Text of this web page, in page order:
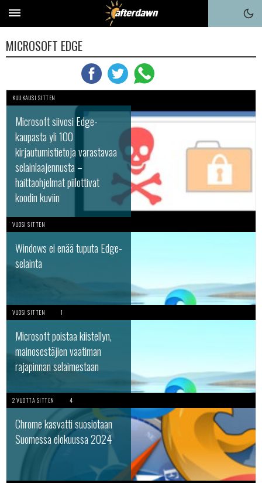
MICROSOFT EDGE
KUUKAUSI SITTEN
Microsoft siivosi Edge-
kaupasta yli 100
kirjautumistietoja varastavaa
selainlaajennusta –
haittaohjelmat piilottivat
koodin kuviin
VUOSI SITTEN
Windows ei enää tuputa Edge-
selainta
VUOSI SITTEN 1
Microsoft poistaa kiistellyn,
mainosestäjien vaatiman
rajapinnan selaimestaan
2 VUOTTA SITTEN 4
Chrome kasvatti suosiotaan
Suomessa elokuussa 2024